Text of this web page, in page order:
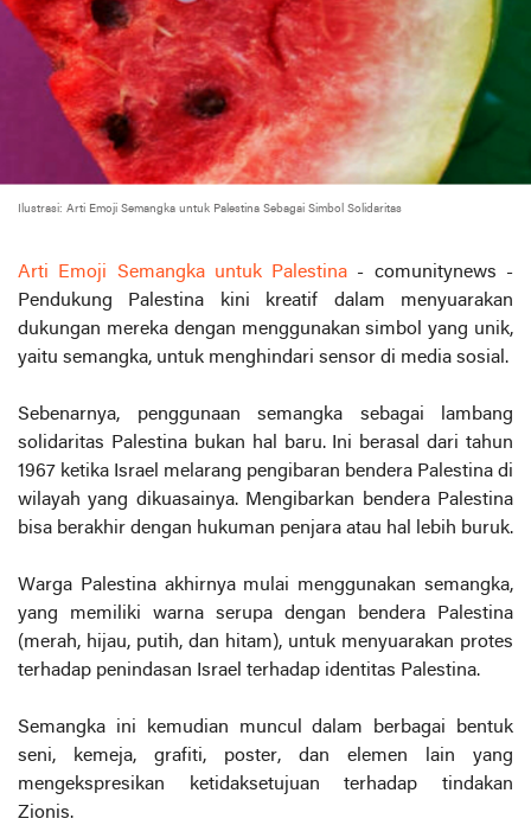
Ilustrasi: Arti Emoji Semangka untuk Palestina Sebagai Simbol Solidaritas
Arti Emoji Semangka untuk Palestina - comunitynews -
Pendukung Palestina kini kreatif dalam menyuarakan
dukungan mereka dengan menggunakan simbol yang unik,
yaitu semangka, untuk menghindari sensor di media sosial.
Sebenarnya, penggunaan semangka sebagai lambang
solidaritas Palestina bukan hal baru. Ini berasal dari tahun
1967 ketika Israel melarang pengibaran bendera Palestina di
wilayah yang dikuasainya. Mengibarkan bendera Palestina
bisa berakhir dengan hukuman penjara atau hal lebih buruk.
Warga Palestina akhirnya mulai menggunakan semangka,
yang memiliki warna serupa dengan bendera Palestina
(merah, hijau, putih, dan hitam), untuk menyuarakan protes
terhadap penindasan Israel terhadap identitas Palestina.
Semangka ini kemudian muncul dalam berbagai bentuk
seni, kemeja, grafiti, poster, dan elemen lain yang
mengekspresikan ketidaksetujuan terhadap tindakan
Zionis.